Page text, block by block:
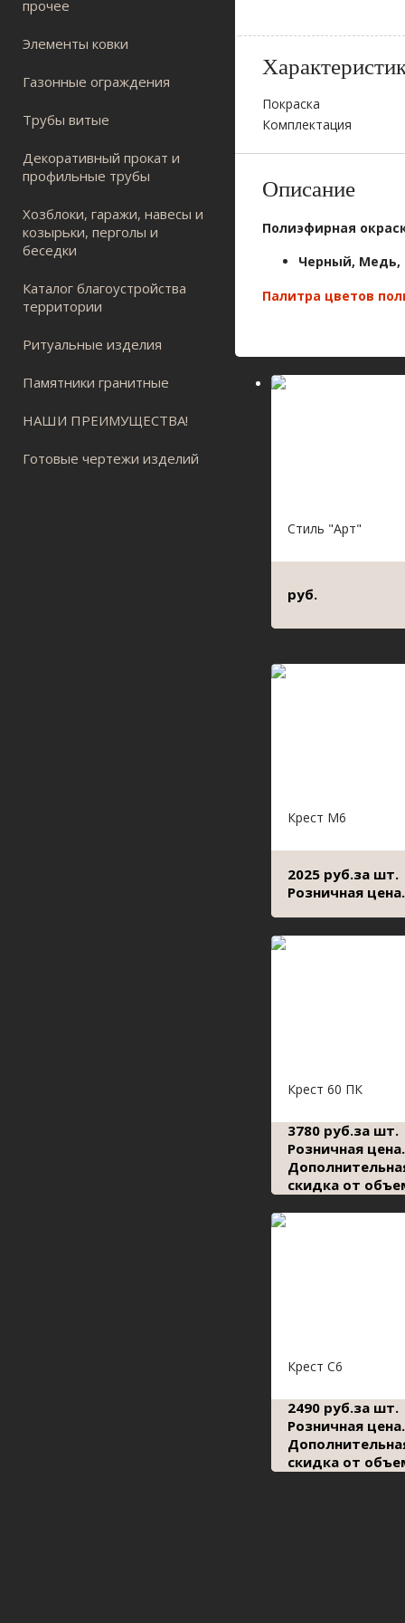
прочее
Элементы ковки
Газонные ограждения
Трубы витые
Декоративный прокат и
профильные трубы
Хозблоки, гаражи, навесы и
козырьки, перголы и
беседки
Каталог благоустройства
территории
Ритуальные изделия
Памятники гранитные
НАШИ ПРЕИМУЩЕСТВА!
Готовые чертежи изделий
Покраска
Комплектация
Описание
Полиэфирная
Черный, Медь,
Палитра цветов
Стиль "Арт"
руб.
Крест М6
2025 руб.за шт.
Розничная цена.
Крест 60 ПК
3780 руб.за шт.
Розничная цена.
скидка от
Крест С6
2490 руб.за шт.
Розничная цена.
скидка от